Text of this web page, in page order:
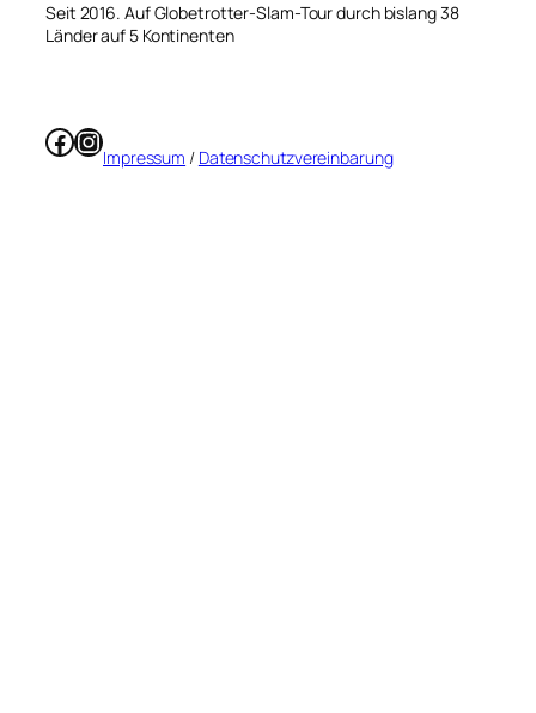
Seit 2016. Auf Globetrotter-Slam-Tour durch bislang 38
Länder auf 5 Kontinenten
Facebook
Instagram
Impressum / Datenschutzvereinbarung